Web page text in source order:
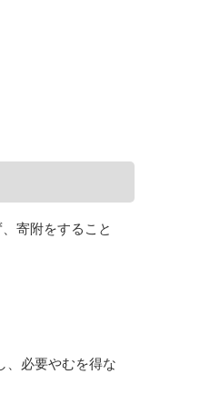
寄附をすること
、必要やむを得な